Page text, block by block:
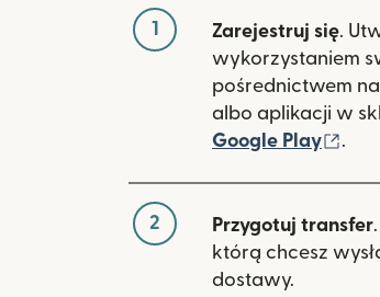
1 Zarejestruj się.
wykorzystaniem
pośrednictwem
albo aplikacji w
Google Play
.
2 Przygotuj transfer
którą chcesz
dostawy.